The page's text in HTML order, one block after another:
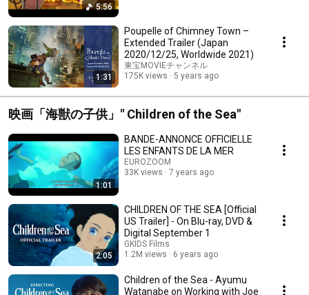
5:56
1:31
Poupelle of Chimney Town –
Extended Trailer (Japan
2020/12/25, Worldwide 2021)
東宝MOVIEチャンネル
175K views
5 years ago
映画「海獣の子供」" Children of the Sea"
1:01
BANDE-ANNONCE OFFICIELLE
LES ENFANTS DE LA MER
EUROZOOM
33K views
7 years ago
2:05
CHILDREN OF THE SEA [Official
US Trailer] - On Blu-ray, DVD &
Digital September 1
GKIDS Films
1.2M views
6 years ago
Children of the Sea - Ayumu
Watanabe on Working with Joe